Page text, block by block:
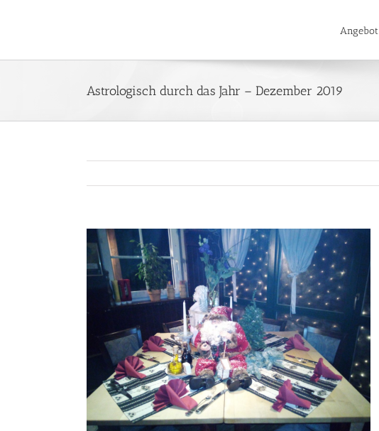
Angebot
Astrologisch durch das Jahr – Dezember 2019
Zeige
grösseres
Bild